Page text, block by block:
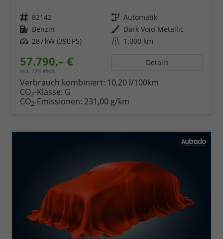
Fahrzeugnr. 82142 Getriebe Automatik
Kraftstoff Benzin Außenfarbe Dark Void Metallic
Leistung 287 kW (390 PS) Kilometerstand 1.000 km
57.790,– €
incl. 19% MwSt.
Details
Verbrauch kombiniert: 10,20 l/100km
CO2-Klasse: G
CO2-Emissionen: 231,00 g/km